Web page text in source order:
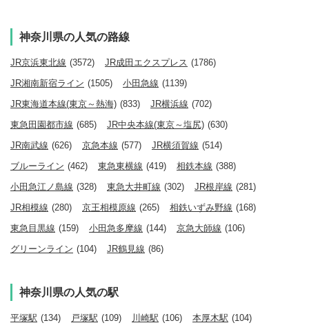
神奈川県の人気の路線
JR京浜東北線 (3572) JR成田エクスプレス (1786)
JR湘南新宿ライン (1505) 小田急線 (1139)
JR東海道本線(東京～熱海) (833) JR横浜線 (702)
東急田園都市線 (685) JR中央本線(東京～塩尻) (630)
JR南武線 (626) 京急本線 (577) JR横須賀線 (514)
ブルーライン (462) 東急東横線 (419) 相鉄本線 (388)
小田急江ノ島線 (328) 東急大井町線 (302) JR根岸線 (281)
JR相模線 (280) 京王相模原線 (265) 相鉄いずみ野線 (168)
東急目黒線 (159) 小田急多摩線 (144) 京急大師線 (106)
グリーンライン (104) JR鶴見線 (86)
神奈川県の人気の駅
平塚駅 (134) 戸塚駅 (109) 川崎駅 (106) 本厚木駅 (104)